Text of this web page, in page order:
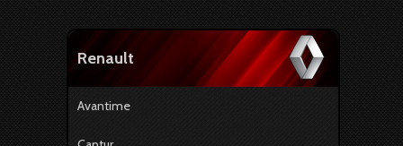
Renault
Avantime